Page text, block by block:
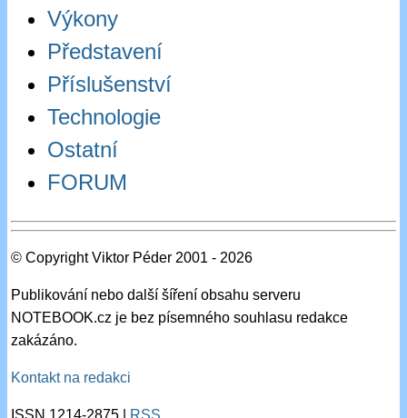
Výkony
Představení
Příslušenství
Technologie
Ostatní
FORUM
© Copyright Viktor Péder 2001 - 2026
Publikování nebo další šíření obsahu serveru
NOTEBOOK.cz je bez písemného souhlasu redakce
zakázáno.
Kontakt na redakci